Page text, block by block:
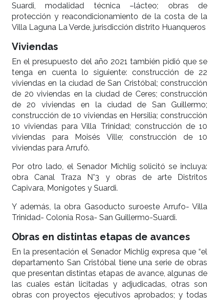
Suardi, modalidad técnica –lácteo; obras de
protección y reacondicionamiento de la costa de la
Villa Laguna La Verde, jurisdicción distrito Huanqueros
Viviendas
En el presupuesto del año 2021 también pidió que se
tenga en cuenta lo siguiente: construcción de 22
viviendas en la ciudad de San Cristóbal; construcción
de 20 viviendas en la ciudad de Ceres; construcción
de 20 viviendas en la ciudad de San Guillermo;
construcción de 10 viviendas en Hersilia; construcción
10 viviendas para Villa Trinidad; construcción de 10
viviendas para Moisés Ville; construcción de 10
viviendas para Arrufó.
Por otro lado, el Senador Michlig solicitó se incluya:
obra Canal Traza N°3 y obras de arte Distritos
Capivara, Monigotes y Suardi.
Y además, la obra Gasoducto suroeste Arrufo- Villa
Trinidad- Colonia Rosa- San Guillermo-Suardi.
Obras en distintas etapas de avances
En la presentación el Senador Michlig expresa que “el
departamento San Cristóbal tiene una serie de obras
que presentan distintas etapas de avance, algunas de
las cuales están licitadas y adjudicadas, otras son
obras con proyectos ejecutivos aprobados; y todas